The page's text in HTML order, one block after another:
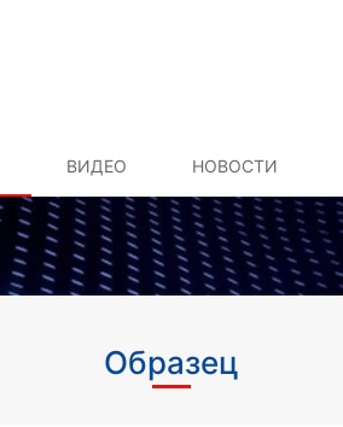
ВИДЕО НОВОСТИ
Образец